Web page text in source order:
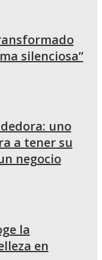
silenciosa”
uno
a tener su
negocio
la
en